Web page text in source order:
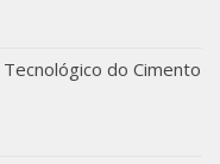
do Cimento